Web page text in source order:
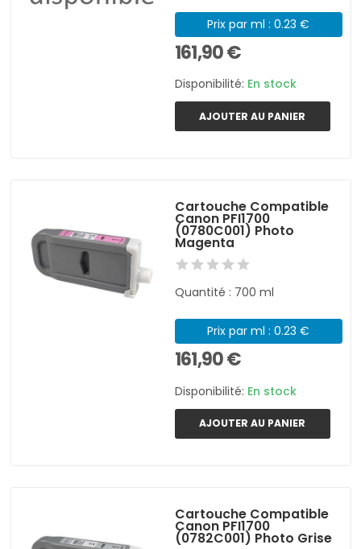
Prix par ml : 0.23 €
161,90 €
Disponibilité: En stock
AJOUTER AU PANIER
Cartouche Compatible
Canon PFI1700
(0780C001) Photo
Magenta
Quantité : 700 ml
Prix par ml : 0.23 €
161,90 €
Disponibilité: En stock
AJOUTER AU PANIER
Cartouche Compatible
Canon PFI1700
(0782C001) Photo Grise